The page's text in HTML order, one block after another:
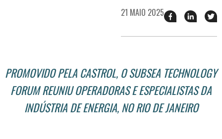
21 MAIO 2025 Compartilhar
esse
no
esse
no
PROMOVIDO PELA CASTROL, O SUBSEA TECHNOLOGY
FORUM REUNIU OPERADORAS E ESPECIALISTAS DA
INDÚSTRIA DE ENERGIA, NO RIO DE JANEIRO